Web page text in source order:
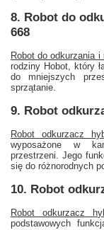
8. Robot do
668
Robot do odkurzania i
rodziny Hobot, który
do mniejszych
sprzątanie.
9. Robot
Robot odkurzacz
wyposażone w
przestrzeni. Jego
się do różnorodnych
10. Robot
Robot odkurzacz
podstawowych